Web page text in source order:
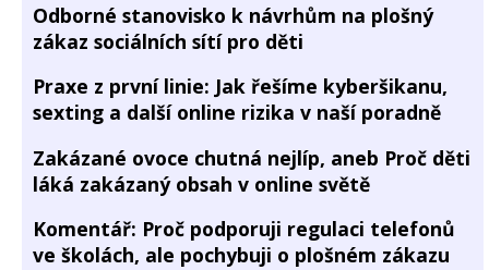
Odborné stanovisko k návrhům na plošný
zákaz sociálních sítí pro děti
Praxe z první linie: Jak řešíme kyberšikanu,
sexting a další online rizika v naší poradně
Zakázané ovoce chutná nejlíp, aneb Proč děti
láká zakázaný obsah v online světě
Komentář: Proč podporuji regulaci telefonů
ve školách, ale pochybuji o plošném zákazu